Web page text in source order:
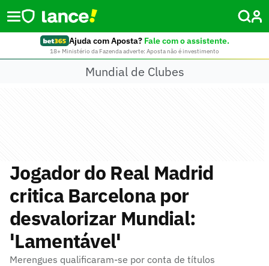
Ajuda com Aposta? Fale com o assistente.
18+ Ministério da Fazenda adverte: Aposta não é investimento
Mundial de Clubes
Jogador do Real Madrid
critica Barcelona por
desvalorizar Mundial:
'Lamentável'
Merengues qualificaram-se por conta de títulos